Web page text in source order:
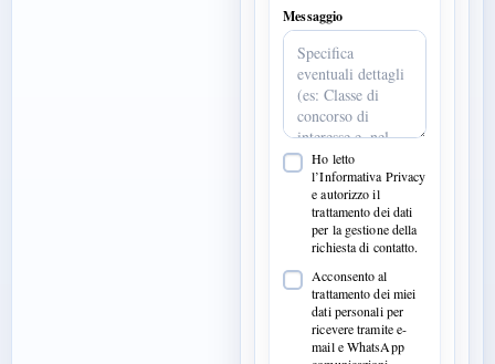
Messaggio
Ho letto
l’Informativa Privacy
e autorizzo il
trattamento dei dati
per la gestione della
richiesta di contatto.
Acconsento al
trattamento dei miei
dati personali per
ricevere tramite e-
mail e WhatsApp